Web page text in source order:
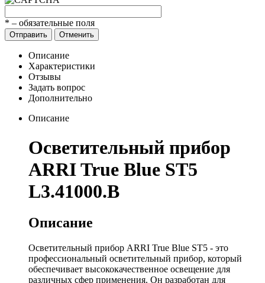
* – обязательные поля
Отправить Отменить
Описание
Характеристики
Отзывы
Задать вопрос
Дополнительно
Описание
Осветительный прибор
ARRI True Blue ST5
L3.41000.B
Описание
Осветительный прибор ARRI True Blue ST5 - это
профессиональный осветительный прибор, который
обеспечивает высококачественное освещение для
различных сфер применения. Он разработан для